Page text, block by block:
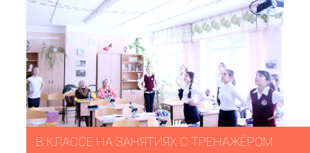
В КЛАССЕ НА ЗАНЯТИЯХ С ТРЕНАЖЁРОМ